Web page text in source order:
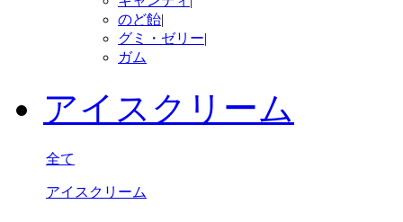
のど飴|
グミ・ゼリー|
ガム
アイスクリーム
全て
アイスクリーム